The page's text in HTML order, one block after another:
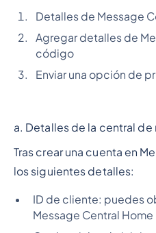
Detalles de Message
Agregar detalles de
código
Enviar una opción de
a. Detalles de la central de
Tras crear una cuenta en
los siguientes detalles:
ID de cliente: puedes
Message Central